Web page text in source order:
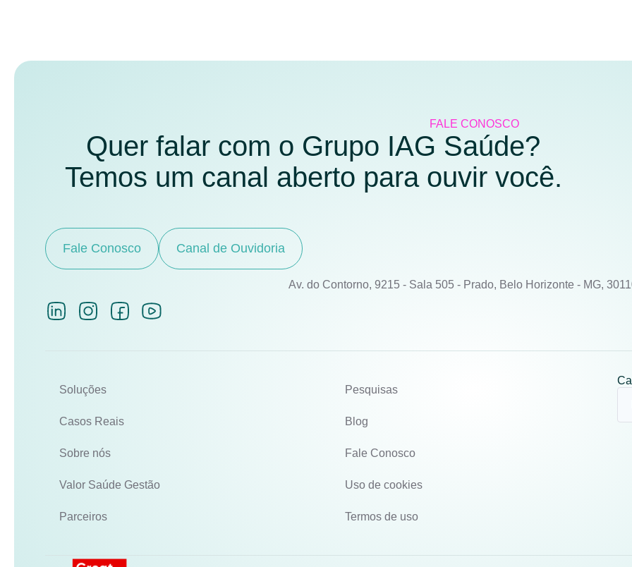
FALE CONOSCO
Quer falar com o Grupo IAG Saúde?
Temos um canal aberto para ouvir você.
Fale Conosco Canal de Ouvidoria
Av. do Contorno, 9215 - Sala 505 - Prado, Belo Horizonte - MG,
Soluções
Casos Reais
Sobre nós
Valor Saúde Gestão
Parceiros
Pesquisas
Blog
Fale Conosco
Uso de cookies
Termos de uso